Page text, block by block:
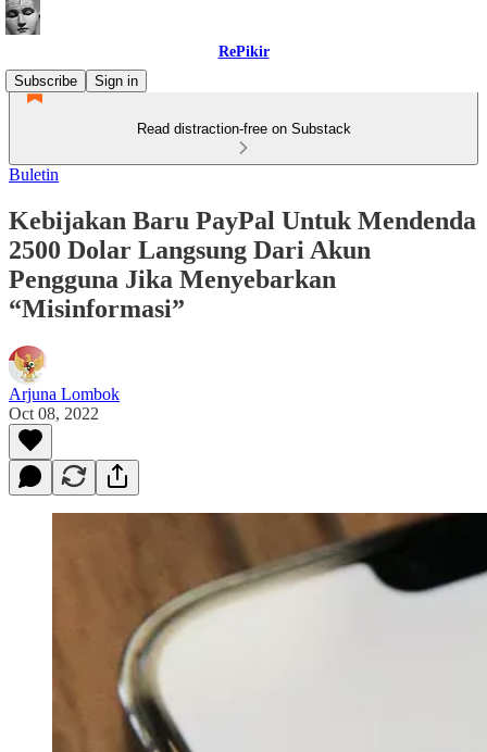
RePikir
Subscribe
Sign in
Read distraction-free on Substack
Buletin
Kebijakan Baru PayPal Untuk Mendenda
2500 Dolar Langsung Dari Akun
Pengguna Jika Menyebarkan
“Misinformasi”
Arjuna Lombok
Oct 08, 2022